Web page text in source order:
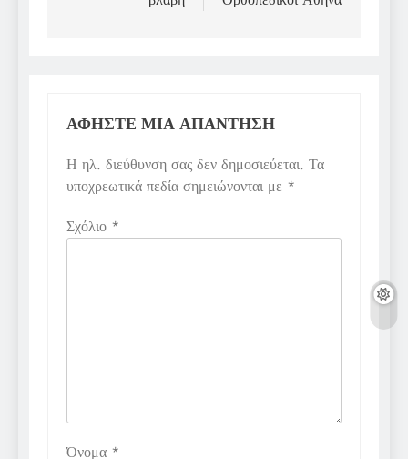
ΑΦΉΣΤΕ ΜΙΑ ΑΠΆΝΤΗΣΗ
Η ηλ. διεύθυνση σας δεν δημοσιεύεται. Τα
υποχρεωτικά πεδία σημειώνονται με *
Σχόλιο *
Όνομα *